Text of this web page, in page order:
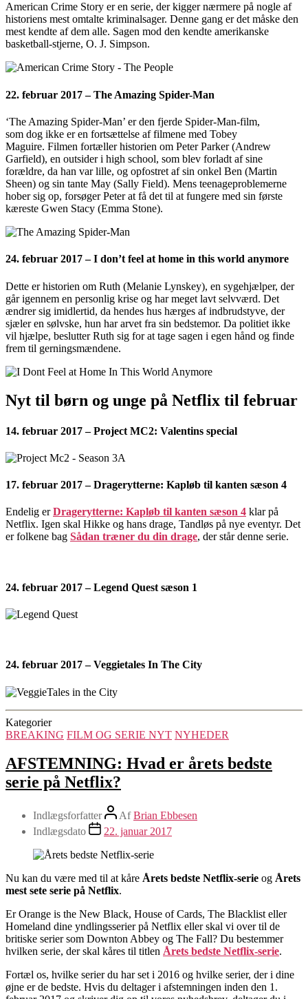
American Crime Story er en serie, der kigger nærmere på nogle af
historiens mest omtalte kriminalsager. Denne gang er det måske den
mest kendte af dem alle. Sagen mod den kendte amerikanske
basketball-stjerne, O. J. Simpson.
22. februar 2017 – The Amazing Spider-Man
‘The Amazing Spider-Man’ er den fjerde Spider-Man-film,
som dog ikke er en fortsættelse af filmene med Tobey
Maguire. Filmen fortæller historien om Peter Parker (Andrew
Garfield), en outsider i high school, som blev forladt af sine
forældre, da han var lille, og opfostret af sin onkel Ben (Martin
Sheen) og sin tante May (Sally Field). Mens teenageproblemerne
hober sig op, forsøger Peter at få det til at fungere med sin første
kæreste Gwen Stacy (Emma Stone).
24. februar 2017 – I don’t feel at home in this world anymore
Dette er historien om Ruth (Melanie Lynskey), en sygehjælper, der
går igennem en personlig krise og har meget lavt selvværd. Det
ændrer sig imidlertid, da hendes hus hærges af indbrudstyve, der
sjæler en sølvske, hun har arvet fra sin bedstemor. Da politiet ikke
vil hjælpe, beslutter Ruth sig for at tage sagen i egen hånd og finde
frem til gerningsmændene.
Nyt til børn og unge på Netflix til februar
14. februar 2017 – Project MC2: Valentins special
17. februar 2017 – Dragerytterne: Kapløb til kanten sæson 4
Endelig erDragerytterne: Kapløb til kanten sæson 4 klar på
Netflix. Igen skal Hikke og hans drage, Tandløs på nye eventyr. Det
er folkene bag Sådan træner du din drage, der står denne serie.
24. februar 2017 – Legend Quest sæson 1
24. februar 2017 – Veggietales In The City
Kategorier
BREAKING FILM OG SERIE NYT NYHEDER
AFSTEMNING: Hvad er årets bedste
serie på Netflix?
Indlægsforfatter AfBrian Ebbesen
Indlægsdato
22. januar 2017
Nu kan du være med til at kåre Årets bedste Netflix-serie og Årets
mest sete serie på Netflix.
Er Orange is the New Black, House of Cards, The Blacklist eller
Homeland dine yndlingsserier på Netflix eller skal vi over til de
britiske serier som Downton Abbey og The Fall? Du bestemmer
hvilken serie, der skal kåres til titlen Årets bedste Netflix-serie.
Fortæl os, hvilke serier du har set i 2016 og hvilke serier, der i dine
øjne er de bedste. Hvis du deltager i afstemningen inden den 1.